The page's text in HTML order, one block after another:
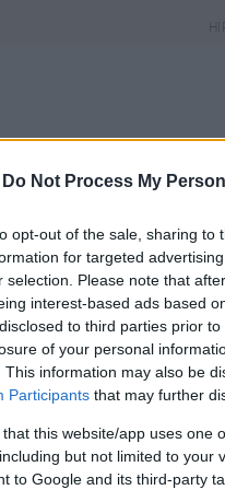
Do Not Process My
opt-out of the sale, sharing
for targeted
selection. Please note that
interest-based ads based
to third parties prior
of your personal
This information may also be
Participants that may further
that this website/app uses one
but not limited to your
to Google and its third-party
énekesünk is
és a
A Maniac
meghallgatnia.